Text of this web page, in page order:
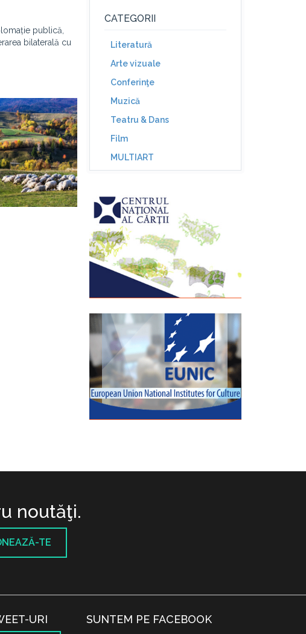
publică,
bilaterală cu
CATEGORII
Literatură
Arte vizuale
Conferinţe
Muzică
Teatru & Dans
Film
MULTIART
noutăţi.
TE
URI SUNTEM PE FACEBOOK